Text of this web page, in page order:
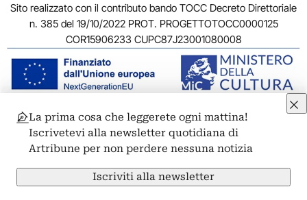
Sito realizzato con il contributo bando TOCC Decreto Direttoriale
n. 385 del 19/10/2022 PROT. PROGETTOTOCC0000125
COR15906233 CUPC87J23001080008
© 2011-2026 ARTRIBUNE srl – Corso Vittorio Emanuele II, 287 –
00186 Roma - P.I. 11381581005
Privacy: Responsabile della protezione dei dati personali
ARTRIBUNE srl – Corso Vittorio Emanuele II, 287 – 00186 Roma
Termini e condizioniPrivacy PolicyCookie PolicyCredits
La prima cosa che leggerete ogni mattina!
Iscrivetevi alla newsletter quotidiana di
Artribune per non perdere nessuna notizia
Iscriviti alla newsletter